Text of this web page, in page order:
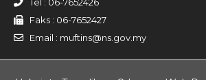
Faks : 06-7652427
Email : muftins@ns.gov.my